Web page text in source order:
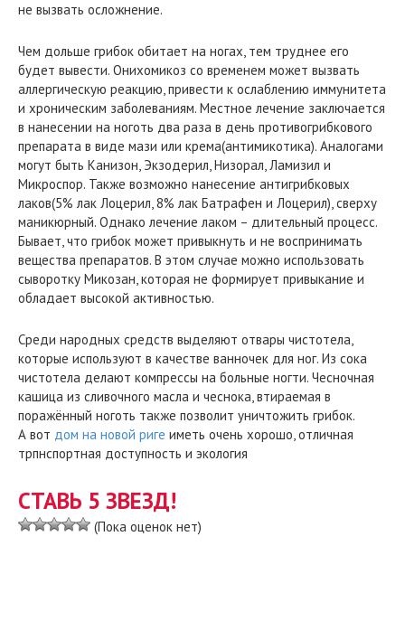
не вызвать осложнение.
Чем дольше грибок обитает на ногах, тем труднее его
будет вывести. Онихомикоз со временем может вызвать
аллергическую реакцию, привести к ослаблению иммунитета
и хроническим заболеваниям. Местное лечение заключается
в нанесении на ноготь два раза в день противогрибкового
препарата в виде мази или крема(антимикотика). Аналогами
могут быть Канизон, Экзодерил, Низорал, Ламизил и
Микроспор. Также возможно нанесение антигрибковых
лаков(5% лак Лоцерил, 8% лак Батрафен и Лоцерил), сверху
маникюрный. Однако лечение лаком – длительный процесс.
Бывает, что грибок может привыкнуть и не воспринимать
вещества препаратов. В этом случае можно использовать
сыворотку Микозан, которая не формирует привыкание и
обладает высокой активностью.
Среди народных средств выделяют отвары чистотела,
которые используют в качестве ванночек для ног. Из сока
чистотела делают компрессы на больные ногти. Чесночная
кашица из сливочного масла и чеснока, втираемая в
поражённый ноготь также позволит уничтожить грибок.
А вот дом на новой риге иметь очень хорошо, отличная
трпнспортная доступность и экология
СТАВЬ 5 ЗВЕЗД!
(Пока оценок нет)